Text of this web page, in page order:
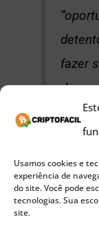
Usamos cookies e
experiência de
do site. Você pode
tecnologias. Sua
site.
fazer